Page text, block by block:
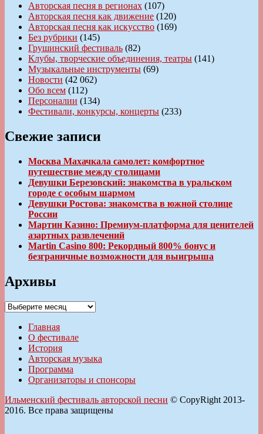
Авторская песня в регионах (107)
Авторская песня как движение (120)
Авторская песня как искусство (169)
Без рубрики (145)
Грушинский фестиваль (82)
Клубы, творческие объединения, театры (141)
Музыкальные инструменты (69)
Новости (42 062)
Обо всем (112)
Персоналии (134)
Фестивали, конкурсы, концерты (233)
Свежие записи
Москва Махачкала самолет: комфортное
путешествие между столицами
Девушки Березовский: знакомства в уральском
городе с особым шармом
Девушки Ростова: знакомства в южной столице
России
Мартин Казино: Премиум-платформа для ценителей
азартных развлечений
Martin Casino 800: Рекордный 800% бонус и
безграничные возможности для выигрыша
Архивы
Архивы
Главная
О фестивале
История
Авторская музыка
Программа
Организаторы и спонсоры
Ильменский фестиваль авторской песни © CopyRight 2013-
2016. Все права защищены